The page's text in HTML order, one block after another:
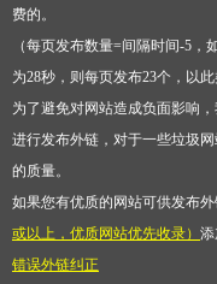
费的。
（每页发布数量=间隔时间-5
为28秒，则每页发布23个，以
为了避免对网站造成负面影响
进行发布外链，对于一些垃圾
的质量。
如果您有优质的网站可供发布
或以上，优质网站优先收录）
错误外链纠正